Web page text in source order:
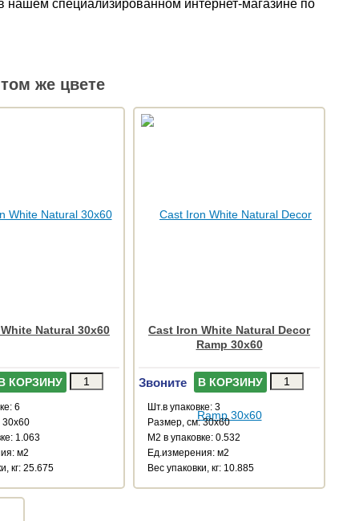
нашем специализированном интернет-магазине по
же цвете
Natural 30x60
КОРЗИНУ
6
30x60
1.063
м2
кг: 25.675
Cast Iron White Natural Decor
Ramp 30x60
Звоните В КОРЗИНУ
Шт.в упаковке: 3
Размер, см: 30x60
М2 в упаковке: 0.532
Ед.измерения: м2
Веc упаковки, кг: 10.885